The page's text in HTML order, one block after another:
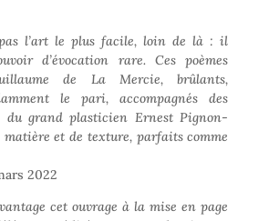
pas l’art le plus facile, loin de là : il
d’évocation rare. Ces poèmes
de La Mercie, brûlants,
le pari, accompagnés des
du grand plasticien Ernest Pignon-
matière et de texture, parfaits comme
2022
cet ouvrage à la mise en page